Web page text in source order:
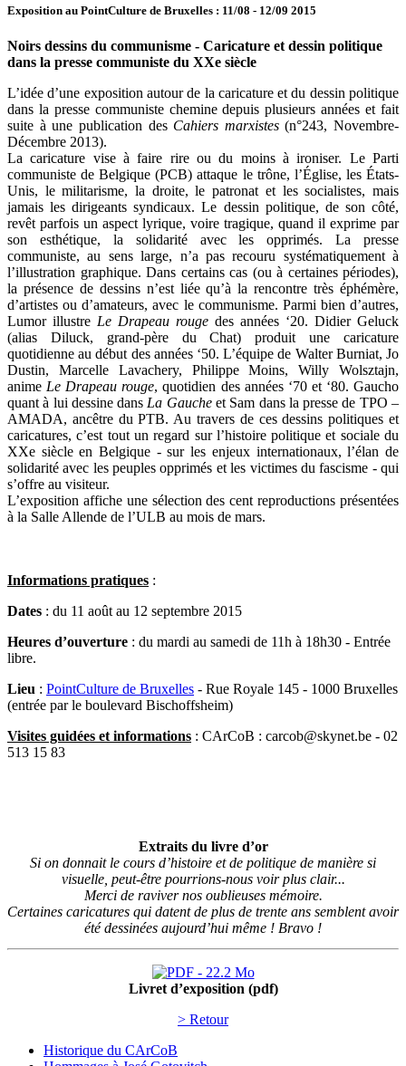
Exposition au PointCulture de Bruxelles : 11/08 - 12/09 2015
Noirs dessins du communisme - Caricature et dessin politique
dans la presse communiste du XXe siècle
L’idée d’une exposition autour de la caricature et du dessin politique
dans la presse communiste chemine depuis plusieurs années et fait
suite à une publication des Cahiers marxistes(n°243, Novembre-
Décembre 2013).
La caricature vise à faire rire ou du moins à ironiser. Le Parti
communiste de Belgique (PCB) attaque le trône, l’Église, les États-
Unis, le militarisme, la droite, le patronat et les socialistes, mais
jamais les dirigeants syndicaux. Le dessin politique, de son côté,
revêt parfois un aspect lyrique, voire tragique, quand il exprime par
son esthétique, la solidarité avec les opprimés. La presse
communiste, au sens large, n’a pas recouru systématiquement à
l’illustration graphique. Dans certains cas (ou à certaines périodes),
la présence de dessins n’est liée qu’à la rencontre très éphémère,
d’artistes ou d’amateurs, avec le communisme. Parmi bien d’autres,
Lumor illustre Le Drapeau rouge des années ‘20. Didier Geluck
(alias Diluck, grand-père du Chat) produit une caricature
quotidienne au début des années ‘50. L’équipe de Walter Burniat, Jo
Dustin, Marcelle Lavachery, Philippe Moins, Willy Wolsztajn,
anime Le Drapeau rouge, quotidien des années ‘70 et ‘80. Gaucho
quant à lui dessine dans La Gaucheet Sam dans la presse de TPO –
AMADA, ancêtre du PTB. Au travers de ces dessins politiques et
caricatures, c’est tout un regard sur l’histoire politique et sociale du
XXe siècle en Belgique - sur les enjeux internationaux, l’élan de
solidarité avec les peuples opprimés et les victimes du fascisme - qui
s’offre au visiteur.
L’exposition affiche une sélection des cent reproductions présentées
à la Salle Allende de l’ULB au mois de mars.
Informations pratiques :
Dates : du 11 août au 12 septembre 2015
Heures d’ouverture : du mardi au samedi de 11h à 18h30 - Entrée
libre.
Lieu : PointCulture de Bruxelles - Rue Royale 145 - 1000 Bruxelles
(entrée par le boulevard Bischoffsheim)
Visites guidées et informations : CArCoB : carcob@skynet.be - 02
513 15 83
Extraits du livre d’or
Si on donnait le cours d’histoire et de politique de manière si
visuelle, peut-être pourrions-nous voir plus clair...
Merci de raviver nos oublieuses mémoire.
Certaines caricatures qui datent de plus de trente ans semblent avoir
été dessinées aujourd’hui même ! Bravo !
Livret d’exposition (pdf)
> Retour
Historique du CArCoB